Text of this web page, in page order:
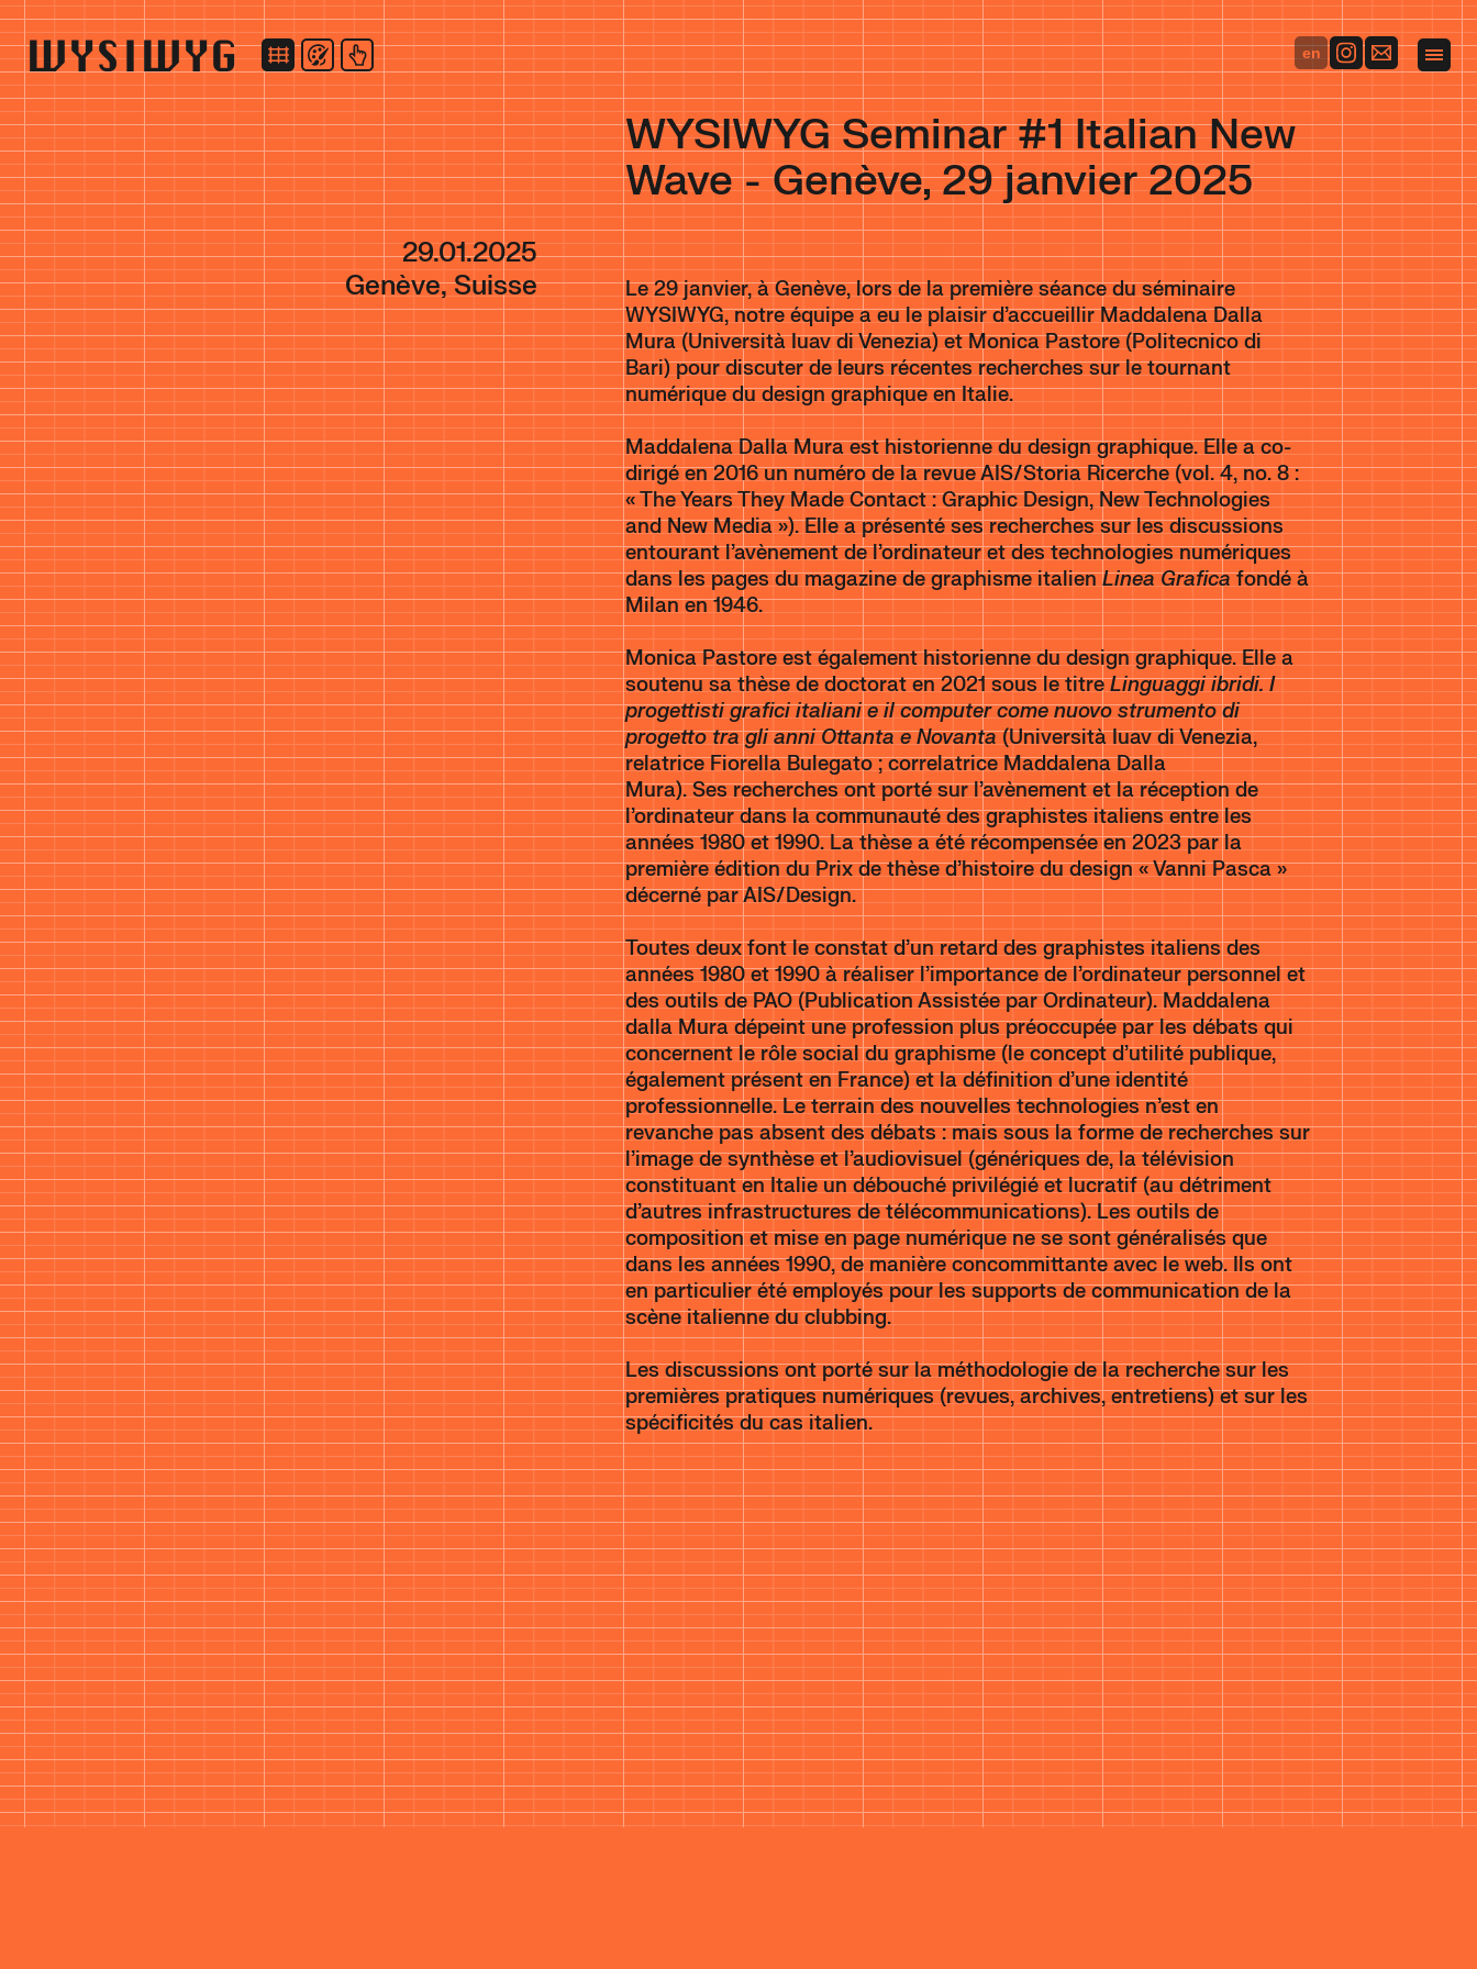
WYSIWYG en
WYSIWYG Seminar #1 Italian New
Wave - Genève, 29 janvier 2025
29.01.2025
Genève, Suisse
Le 29 janvier, à Genève, lors de la première séance du séminaire
WYSIWYG, notre équipe a eu le plaisir d’accueillir Maddalena Dalla
Mura (Università Iuav di Venezia) et Monica Pastore (Politecnico di
Bari) pour discuter de leurs récentes recherches sur le tournant
numérique du design graphique en Italie.
Maddalena Dalla Mura est historienne du design graphique. Elle a co-
dirigé en 2016 un numéro de la revue AIS/Storia Ricerche (vol. 4, no. 8 :
« The Years They Made Contact : Graphic Design, New Technologies
and New Media »). Elle a présenté ses recherches sur les discussions
entourant l’avènement de l’ordinateur et des technologies numériques
dans les pages du magazine de graphisme italienLinea Graficafondé à
Milan en 1946.
Monica Pastore est également historienne du design graphique. Elle a
soutenu sa thèse de doctorat en 2021 sous le titreLinguaggi ibridi. I
progettisti grafici italiani e il computer come nuovo strumento di
progetto tra gli anni Ottanta e Novanta(Università Iuav di Venezia,
relatrice Fiorella Bulegato ; correlatrice Maddalena Dalla
Mura). Ses recherches ont porté sur l’avènement et la réception de
l’ordinateur dans la communauté des graphistes italiens entre les
années 1980 et 1990. La thèse a été récompensée en 2023 par la
première édition du Prix de thèse d’histoire du design « Vanni Pasca »
décerné par AIS/Design.
Toutes deux font le constat d’un retard des graphistes italiens des
années 1980 et 1990 à réaliser l’importance de l’ordinateur personnel et
des outils de PAO (Publication Assistée par Ordinateur). Maddalena
dalla Mura dépeint une profession plus préoccupée par les débats qui
concernent le rôle social du graphisme (le concept d’utilité publique,
également présent en France) et la définition d’une identité
professionnelle. Le terrain des nouvelles technologies n’est en
revanche pas absent des débats : mais sous la forme de recherches sur
l’image de synthèse et l’audiovisuel (génériques de, la télévision
constituant en Italie un débouché privilégié et lucratif (au détriment
d’autres infrastructures de télécommunications). Les outils de
composition et mise en page numérique ne se sont généralisés que
dans les années 1990, de manière concommittante avec le web. Ils ont
en particulier été employés pour les supports de communication de la
scène italienne du clubbing.
Les discussions ont porté sur la méthodologie de la recherche sur les
premières pratiques numériques (revues, archives, entretiens) et sur les
spécificités du cas italien.